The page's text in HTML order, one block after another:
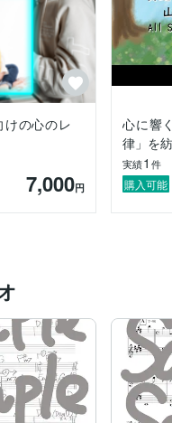
の心のレ
7,000円
心に響
律」を
実績1 件
購入可能